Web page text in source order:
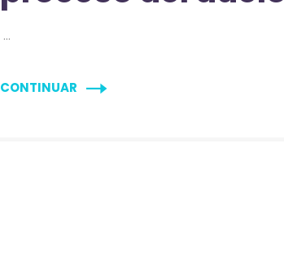
…
CONTINUAR